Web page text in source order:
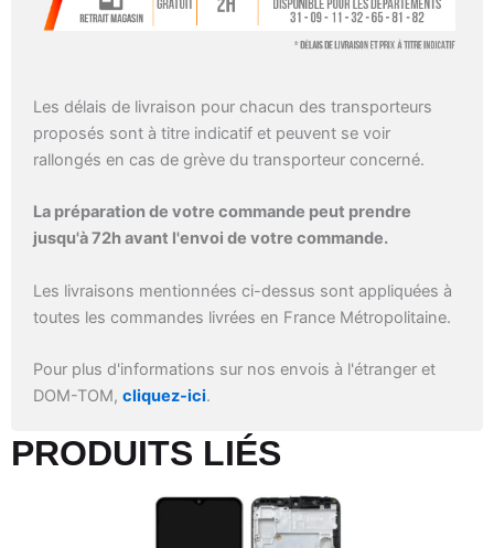
Les délais de livraison pour chacun des transporteurs
proposés sont à titre indicatif et peuvent se voir
rallongés en cas de grève du transporteur concerné.
La préparation de votre commande peut prendre
jusqu'à 72h avant l'envoi de votre commande.
Les livraisons mentionnées ci-dessus sont appliquées à
toutes les commandes livrées en France Métropolitaine.
Pour plus d'informations sur nos envois à l'étranger et
DOM-TOM, cliquez-ici.
PRODUITS LIÉS​